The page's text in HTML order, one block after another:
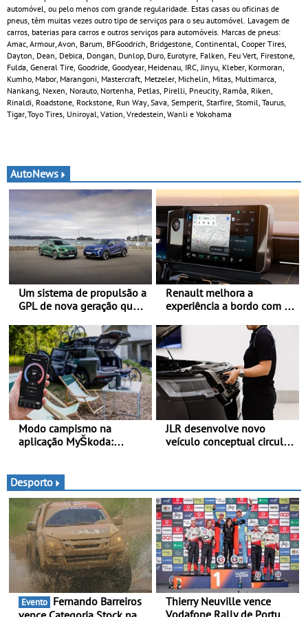
automóvel, ou pelo menos com grande regularidade. Estas casas ou oficinas de
pneus, têm muitas vezes outro tipo de serviços para o seu automóvel. Lavagem de
carros, baterias para carros e outros serviços para automóveis. Marcas de pneus:
Amac, Armour, Avon, Barum, BFGoodrich, Bridgestone, Continental, Cooper Tires,
Dayton, Dean, Debica, Dongan, Dunlop, Duro, Eurotyre, Falken, Feu Vert, Firestone,
Fulda, General Tire, Goodride, Goodyear, Heidenau, IRC, Jinyu, Kleber, Kormoran,
Kumho, Mabor, Marangoni, Mastercraft, Metzeler, Michelin, Mitas, Multimarca,
Nankang, Nexen, Norauto, Nortenha, Petlas, Pirelli, Pneucity, Ramôa, Riken,
Rinaldi, Roadstone, Rockstone, Run Way, Sava, Semperit, Starfire, Stomil, Taurus,
Tigar, Toyo Tires, Uniroyal, Vation, Vredestein, Wanli e Yokohama
AutoNews
Um sistema de propulsão a
GPL de nova geração que
eficiência ao Clio, Captur e
Symbioz
Renault melhora a
experiência a bordo com o
de IA da google, agora
disponível com o OpenR
link
Modo campismo na
aplicação MyŠkoda:
JLR desenvolve novo
veículo conceptual circular
Cornerstone
Desporto
Evento
Thierry Neuville vence